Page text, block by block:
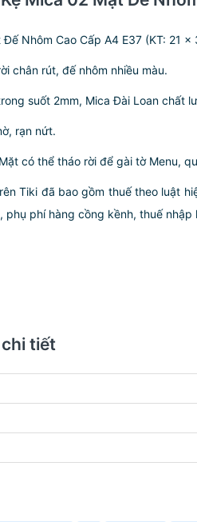
Đế Nhôm Cao Cấp A4 E37 (KT: 21 x
chân rút, đế nhôm nhiều màu.
suốt 2mm, Mica Đài Loan chất
rạn nứt.
có thể tháo rời để gài tờ Menu,
Tiki đã bao gồm thuế theo luật
phụ phí hàng cồng kềnh, thuế
tiết